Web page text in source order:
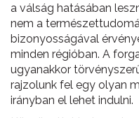
a válság hatásában
nem a
bizonyosságával
minden régióban. A
ugyanakkor
rajzolunk fel egy olyan
irányban el lehet indulni.